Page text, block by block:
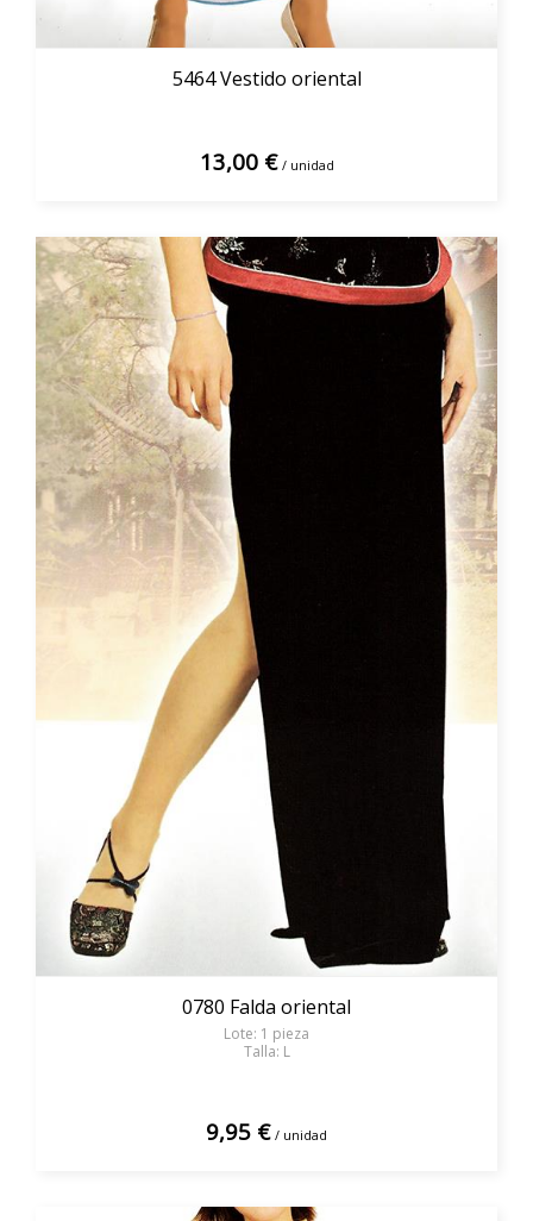
5464 Vestido oriental
13,00 € / unidad
0780 Falda oriental
Lote: 1 pieza
Talla: L
9,95 € / unidad